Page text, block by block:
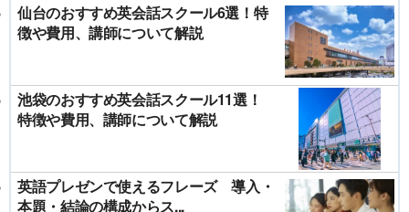
仙台のおすすめ英会話スクール6選！特
徴や費用、講師について解説
池袋のおすすめ英会話スクール11選！
特徴や費用、講師について解説
英語プレゼンで使えるフレーズ 導入・
本題・結論の構成からス...